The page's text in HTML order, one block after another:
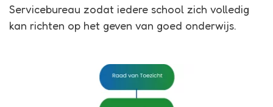
Servicebureau zodat iedere school zich volledig
kan richten op het geven van goed onderwijs.